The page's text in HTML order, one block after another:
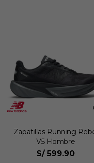
Zapatillas Running
V5 Hombre
S/ 599.90